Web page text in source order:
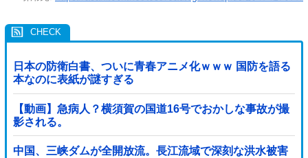
日本の防衛白書、ついに青春アニメ化ｗｗｗ 国防を語る
本なのに表紙が謎すぎる
【動画】急病人？横須賀の国道16号でおかしな事故が撮
影される。
中国、三峡ダムが全開放流。長江流域で深刻な洪水被害